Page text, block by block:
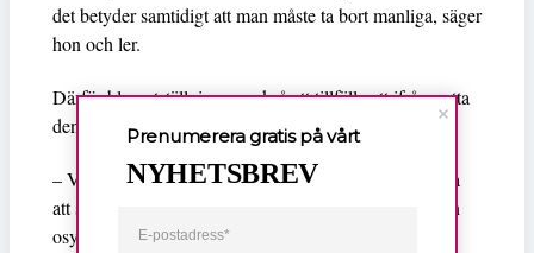
det betyder samtidigt att man måste ta bort manliga, säger
hon och ler.
Därför blev utställningen också ett tillfälle att ifrågasatta
den egna verksamheten.
– Vi arbetar ständigt med stereotyper. Ibland är det bra
att skaka om, som i en shaker, säger hon och ruskar en
osynlig burk med händerna.
Prenumerera gratis på vårt
NYHETSBREV